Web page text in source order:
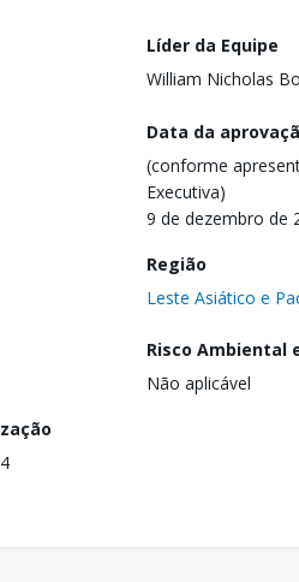
Líder da Equipe
William Nicholas
Data da
(conforme
Executiva)
9 de dezembro de
Região
Leste Asiático e
Risco Ambiental
Não aplicável